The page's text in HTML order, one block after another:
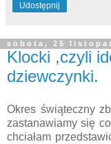
Udostępnij
sobota, 25
Klocki ,czyli
dziewczynki.
Okres świąteczny
zastanawiamy się
chciałam